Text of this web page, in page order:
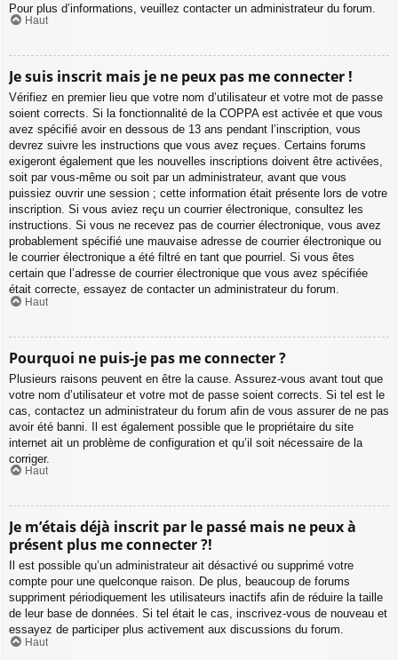
Pour plus d’informations, veuillez contacter un administrateur du forum.
Haut
Je suis inscrit mais je ne peux pas me connecter !
Vérifiez en premier lieu que votre nom d’utilisateur et votre mot de passe
soient corrects. Si la fonctionnalité de la COPPA est activée et que vous
avez spécifié avoir en dessous de 13 ans pendant l’inscription, vous
devrez suivre les instructions que vous avez reçues. Certains forums
exigeront également que les nouvelles inscriptions doivent être activées,
soit par vous-même ou soit par un administrateur, avant que vous
puissiez ouvrir une session ; cette information était présente lors de votre
inscription. Si vous aviez reçu un courrier électronique, consultez les
instructions. Si vous ne recevez pas de courrier électronique, vous avez
probablement spécifié une mauvaise adresse de courrier électronique ou
le courrier électronique a été filtré en tant que pourriel. Si vous êtes
certain que l’adresse de courrier électronique que vous avez spécifiée
était correcte, essayez de contacter un administrateur du forum.
Haut
Pourquoi ne puis-je pas me connecter ?
Plusieurs raisons peuvent en être la cause. Assurez-vous avant tout que
votre nom d’utilisateur et votre mot de passe soient corrects. Si tel est le
cas, contactez un administrateur du forum afin de vous assurer de ne pas
avoir été banni. Il est également possible que le propriétaire du site
internet ait un problème de configuration et qu’il soit nécessaire de la
corriger.
Haut
Je m’étais déjà inscrit par le passé mais ne peux à
présent plus me connecter ?!
Il est possible qu’un administrateur ait désactivé ou supprimé votre
compte pour une quelconque raison. De plus, beaucoup de forums
suppriment périodiquement les utilisateurs inactifs afin de réduire la taille
de leur base de données. Si tel était le cas, inscrivez-vous de nouveau et
essayez de participer plus activement aux discussions du forum.
Haut